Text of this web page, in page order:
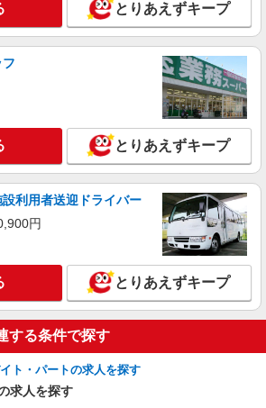
福島県福島市 【最寄駅】JR奥羽本線「笹木
所以上★ 自宅から通い
いエリアなど、お好きな勤務地をお選び下さ
！
詳細を見る
株式会社 メディカルケア事業部/仙台オフィ
スタッフ／資格あり or 経験者
時給1,330円〜1,380円 ◆無資格・経験者：時
円〜 ◆初任者研修・未経験：時給1,330
◆初任者研修・経験者：時給1,360円〜 ◆介
士：時給1,380円〜 ※経験者は3ヶ月以上 ※
福島県福島市 【最寄駅】各線「福島」駅 ★勤
は3000ヶ所以上★ 自宅から通いやすいエリア
、お好きな勤務地をお選び下さい！！
詳細を見る
員 紹介予定派遣
株式会社 メディカルケア事業部/仙台オフィ
験・無資格OKの介護スタッフ
時給1,280円〜1,380円 ★週払いOK（規定あ
とりあえずキープ
とりあえずキープ
利用者送迎ドライバー
円
とりあえずキープ
する条件で探す
ト・パートの求人を探す
求人を探す